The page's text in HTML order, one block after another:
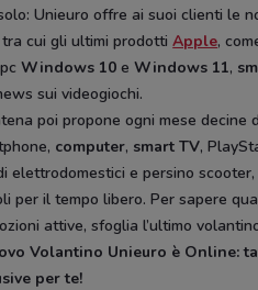
Unieuro offre ai suoi clienti le
tra cui gli ultimi prodottiApple,
pcWindows 10eWindows 11,
sui videogiochi.
poi propone ogni mese decine
computer, smart TV,
elettrodomestici e persino
per il tempo libero. Per sapere
attive, sfoglia l’ultimo
Volantino Unieuro è Online:
per te!